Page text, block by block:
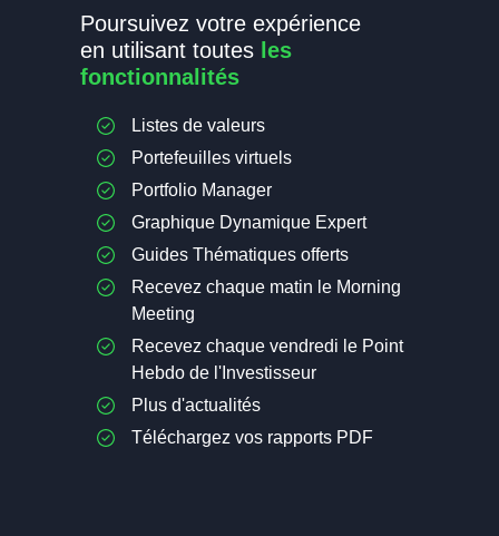
Poursuivez votre expérience
en utilisant toutes les
fonctionnalités
Listes de valeurs
Portefeuilles virtuels
Portfolio Manager
Graphique Dynamique Expert
Guides Thématiques offerts
Recevez chaque matin le Morning
Meeting
Recevez chaque vendredi le Point
Hebdo de l'Investisseur
Plus d'actualités
Téléchargez vos rapports PDF